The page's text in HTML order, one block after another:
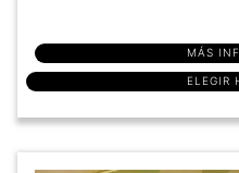
MÁS
ELEGIR